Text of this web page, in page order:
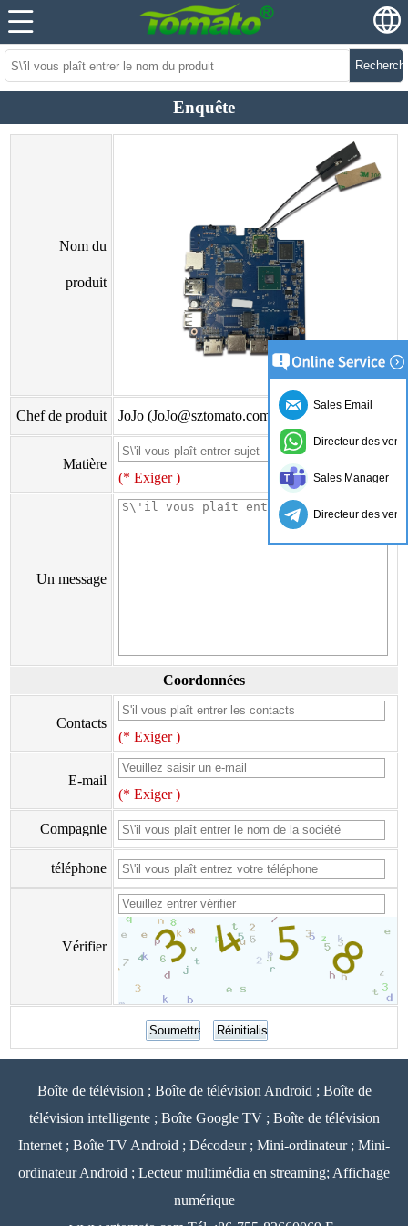
Enquête
Nom du
produit
Chef de produit JoJo (JoJo@sztomato.com)
Matière
(* Exiger )
Un message
Coordonnées
Contacts
(* Exiger )
E-mail
(* Exiger )
Compagnie
téléphone
Vérifier
Boîte de télévision ; Boîte de télévision Android ; Boîte de
télévision intelligente ; Boîte Google TV ; Boîte de télévision
Internet ; Boîte TV Android ; Décodeur ; Mini-ordinateur ; Mini-
ordinateur Android ; Lecteur multimédia en streaming; Affichage
numérique
Sales Email
Directeur des
Sales Manager
Directeur des